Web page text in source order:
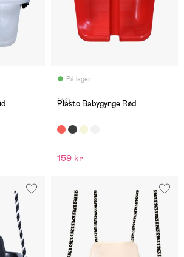
På lager
(33)
Plasto Babygynge Rød
159 kr